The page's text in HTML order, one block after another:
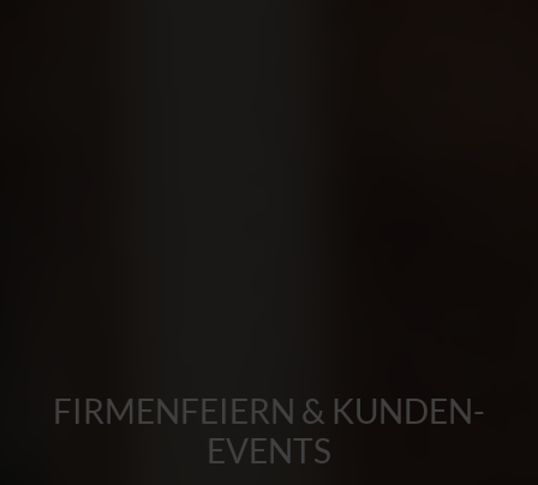
FIRMENFEIERN & KUNDEN-
EVENTS